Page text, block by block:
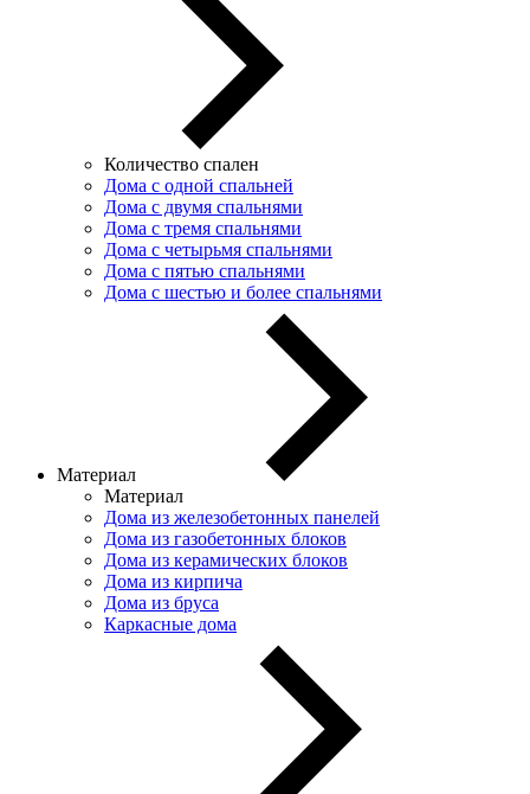
Количество спален
Дома с одной спальней
Дома с двумя спальнями
Дома с тремя спальнями
Дома с четырьмя спальнями
Дома с пятью спальнями
Дома с шестью и более спальнями
Материал
Материал
Дома из железобетонных панелей
Дома из газобетонных блоков
Дома из керамических блоков
Дома из кирпича
Дома из бруса
Каркасные дома